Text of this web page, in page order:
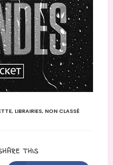
, LIBRAIRIES, NON CLASSÉ
THISPARTAGER